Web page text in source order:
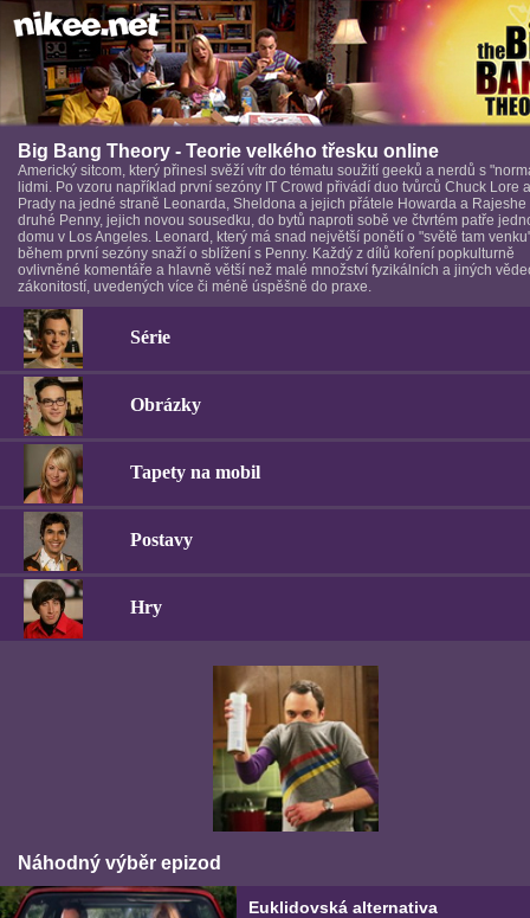
Big Bang Theory - Teorie velkého třesku online
Americký sitcom, který přinesl svěží vítr do tématu soužití geeků a nerdů s
lidmi. Po vzoru například první sezóny IT Crowd přivádí duo tvůrců Chuck Lore
Prady na jedné straně Leonarda, Sheldona a jejich přátele Howarda a Rajeshe
druhé Penny, jejich novou sousedku, do bytů naproti sobě ve čtvrtém patře
domu v Los Angeles. Leonard, který má snad největší ponětí o "světě tam
během první sezóny snaží o sblížení s Penny. Každý z dílů koření popkulturně
ovlivněné komentáře a hlavně větší než malé množství fyzikálních a jiných
zákonitostí, uvedených více či méně úspěšně do praxe.
Série
Obrázky
Tapety na mobil
Postavy
Hry
Náhodný výběr epizod
Euklidovská alternativa